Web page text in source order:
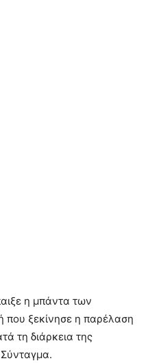
η μπάντα των
που ξεκίνησε η παρέλαση
τη διάρκεια της